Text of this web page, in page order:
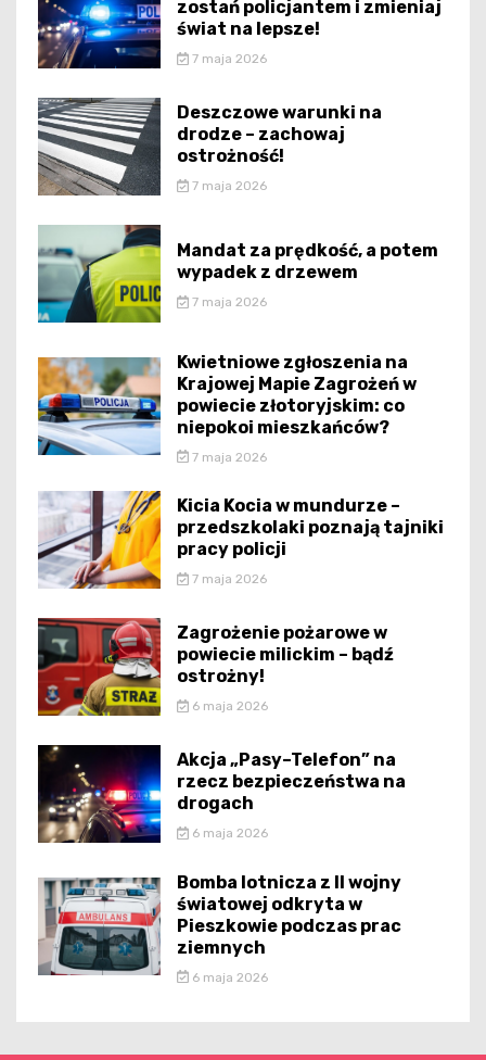
zostań policjantem i zmieniaj
świat na lepsze!
7 maja 2026
Deszczowe warunki na
drodze – zachowaj
ostrożność!
7 maja 2026
Mandat za prędkość, a potem
wypadek z drzewem
7 maja 2026
Kwietniowe zgłoszenia na
Krajowej Mapie Zagrożeń w
powiecie złotoryjskim: co
niepokoi mieszkańców?
7 maja 2026
Kicia Kocia w mundurze –
przedszkolaki poznają tajniki
pracy policji
7 maja 2026
Zagrożenie pożarowe w
powiecie milickim – bądź
ostrożny!
6 maja 2026
Akcja „Pasy–Telefon” na
rzecz bezpieczeństwa na
drogach
6 maja 2026
Bomba lotnicza z II wojny
światowej odkryta w
Pieszkowie podczas prac
ziemnych
6 maja 2026